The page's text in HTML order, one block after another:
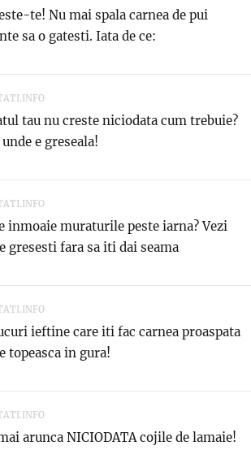
te! Nu mai spala carnea de pui
sa o gatesti. Iata de ce:
tau nu creste niciodata cum trebuie?
e greseala!
inmoaie muraturile peste iarna? Vezi
gresesti fara sa iti dai seama
ieftine care iti fac carnea proaspata
topeasca in gura!
arunca NICIODATA cojile de lamaie!